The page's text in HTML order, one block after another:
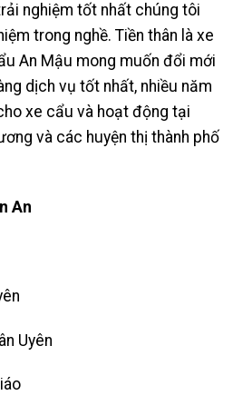
nghiệm tốt nhất chúng tôi
trong nghề. Tiền thân là xe
An Mậu mong muốn đổi mới
dịch vụ tốt nhất, nhiều năm
xe cẩu và hoạt động tại
và các huyện thị thành phố
An
Uyên